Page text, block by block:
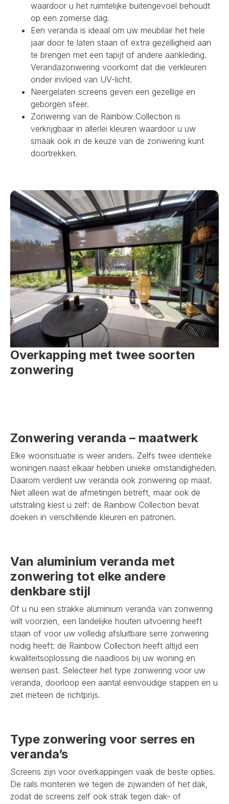
waardoor u het ruimtelijke buitengevoel behoudt
op een zomerse dag.
Een veranda is ideaal om uw meubilair het hele
jaar door te laten staan of extra gezelligheid aan
te brengen met een tapijt of andere aankleding.
Verandazonwering voorkomt dat die verkleuren
onder invloed van UV-licht.
Neergelaten screens geven een gezellige en
geborgen sfeer.
Zonwering van de Rainbow Collection is
verkrijgbaar in allerlei kleuren waardoor u uw
smaak ook in de keuze van de zonwering kunt
doortrekken.
Overkapping met twee soorten
zonwering
Zonwering veranda – maatwerk
Elke woonsituatie is weer anders. Zelfs twee identieke
woningen naast elkaar hebben unieke omstandigheden.
Daarom verdient uw veranda ook zonwering op maat.
Niet alleen wat de afmetingen betreft, maar ook de
uitstraling kiest u zelf: de Rainbow Collection bevat
doeken in verschillende kleuren en patronen.
Van aluminium veranda met
zonwering tot elke andere
denkbare stijl
Of u nu een strakke aluminium veranda van zonwering
wilt voorzien, een landelijke houten uitvoering heeft
staan of voor uw volledig afsluitbare serre zonwering
nodig heeft: de Rainbow Collection heeft altijd een
kwaliteitsoplossing die naadloos bij uw woning en
wensen past. Selecteer het type zonwering voor uw
veranda, doorloop een aantal eenvoudige stappen en u
ziet meteen de richtprijs.
Type zonwering voor serres en
veranda’s
Screens zijn voor overkappingen vaak de beste opties.
De rails monteren we tegen de zijwanden of het dak,
zodat de screens zelf ook strak tegen dak- of